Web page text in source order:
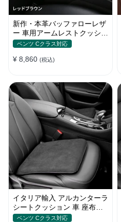
新作・本革バッファローレザ
ー 車用アームレストクッショ
ン セダン・SUV対応 高級牛
ベンツ Cクラス対応
¥ 8,860 (税込)
イタリア輸入 アルカンターラ
シートクッション 車 座布団
記憶フォーム 通気性抜群
ベンツ Cクラス対応